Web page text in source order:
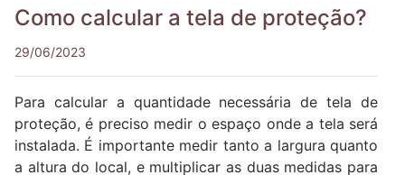
Como calcular a tela de proteção?
29/06/2023
Para calcular a quantidade necessária de tela de
proteção, é preciso medir o espaço onde a tela será
instalada. É importante medir tanto a largura quanto
a altura do local, e multiplicar as duas medidas para